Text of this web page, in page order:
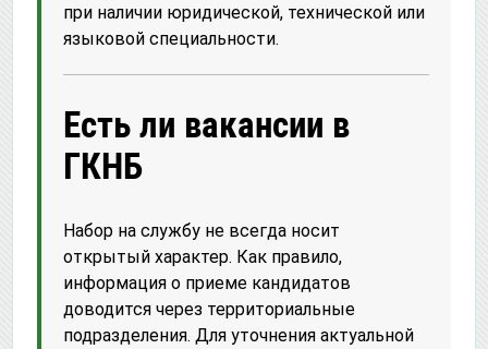
при наличии юридической, технической или
языковой специальности.
Есть ли вакансии в
ГКНБ
Набор на службу не всегда носит
открытый характер. Как правило,
информация о приеме кандидатов
доводится через территориальные
подразделения. Для уточнения актуальной